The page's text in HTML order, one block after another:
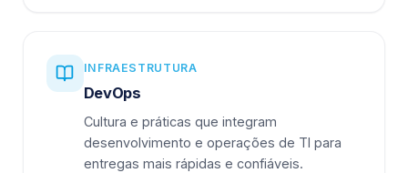
INFRAESTRUTURA
DevOps
Cultura e práticas que integram
desenvolvimento e operações de TI para
entregas mais rápidas e confiáveis.